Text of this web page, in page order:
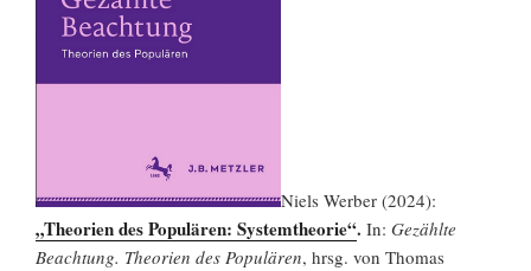
Niels Werber (2024):
„Theorien des Populären: Systemtheorie“. In: Gezählte
Beachtung. Theorien des Populären, hrsg. von Thomas